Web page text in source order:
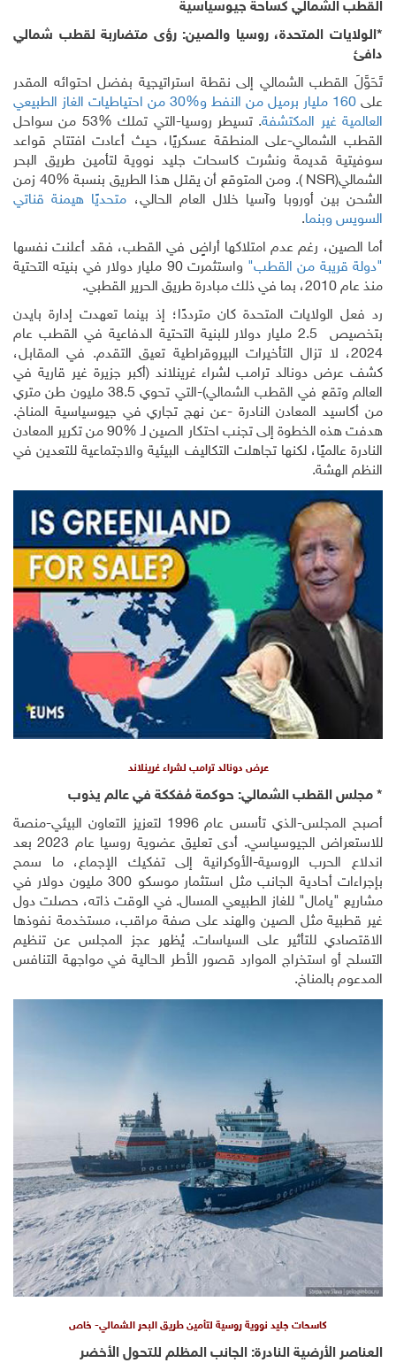
كساحة جيوسياسية
المتحدة، روسيا والصين: رؤى متضاربة لقطب شمالي
الشمالي إلى نقطة استراتيجية بفضل احتوائه المقدر
مليار برميل من النفط و30%من احتياطيات الغاز الطبيعي
غير المكتشفة . تسيطر روسيا-التي تملك53%من سواحل
على المنطقة عسكريًا، حيث أعادت افتتاح قواعد
قديمة ونشرت كاسحات جليد نووية لتأمين طريق البحر
NSR
(. ومن المتوقع أن يقلل هذا الطريق بنسبة40%زمن
أوروبا وآسيا خلال العام الحالي،متحديًا هيمنة قناتي
.
رغم عدم امتلاكها أراضٍ في القطب، فقد أعلنت نفسها
من القطب"واستثمرت90مليار دولار في بنيته التحتية
.
المتحدة كان مترددًا؛ إذ بينما تعهدت إدارة بايدن
2.5مليار دولار للبنية التحتية الدفاعية في القطب عام
تزال التأخيرات البيروقراطية تعيق التقدم. في المقابل،
ترامب لشراء غرينلاند (أكبر جزيرة غير قارية في
في القطب الشمالي)-التي تحوي38.5مليون طن متري
المعادن النادرة -عن نهج تجاري في جيوسياسية المناخ.
الخطوة إلى تجنب احتكار الصين لـ90%من تكرير المعادن
لكنها تجاهلت التكاليف البيئية والاجتماعية للتعدين في
.
عرض دونالد ترامب لشراء غرينلاند
الشمالي: حوكمة مُفككة في عالم يذوب
أصبح المجلس-الذي تأسس عام 1996 لتعزيز التعاون البيئي-منصة
للاستعراض الجيوسياسي. أدى تعليق عضوية روسيا عام 2023 بعد
الروسية-الأوكرانية إلى تفكيك الإجماع، ما سمح
أحادية الجانب مثل استثمار موسكو300مليون دولار في
للغاز الطبيعي المسال. في الوقت ذاته، حصلت دول
مثل الصين والهند على صفة مراقب، مستخدمة نفوذها
للتأثير على السياسات. يُظهر عجز المجلس عن تنظيم
استخراج الموارد قصور الأطر الحالية في مواجهة التنافس
.
كاسحات جليد نووية روسية لتأمين طريق البحر الشمالي- خاص
النادرة: الجانب المظلم للتحول الأخضر